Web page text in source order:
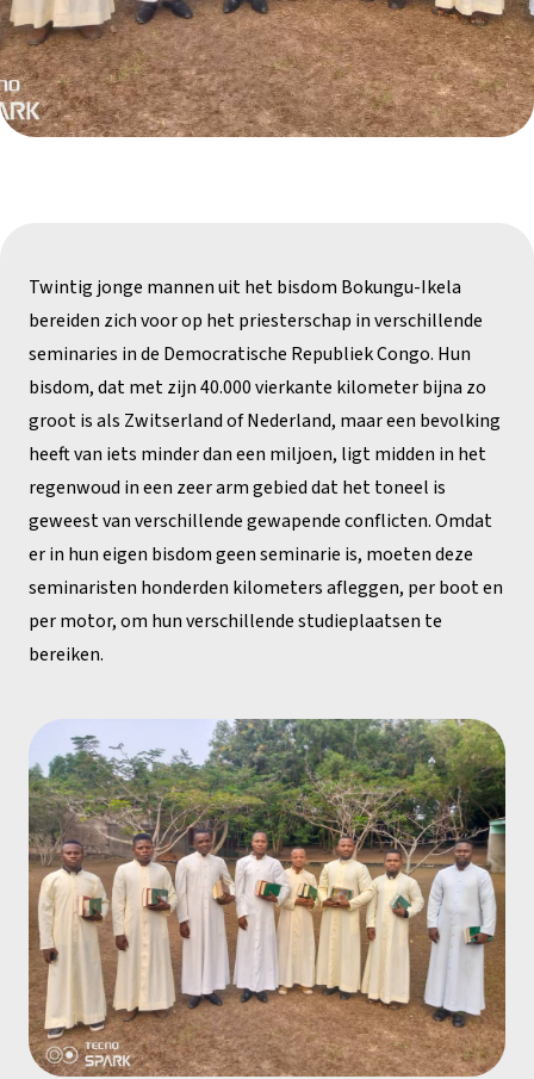
Twintig jonge mannen uit het bisdom Bokungu-Ikela
bereiden zich voor op het priesterschap in verschillende
seminaries in de Democratische Republiek Congo. Hun
bisdom, dat met zijn 40.000 vierkante kilometer bijna zo
groot is als Zwitserland of Nederland, maar een bevolking
heeft van iets minder dan een miljoen, ligt midden in het
regenwoud in een zeer arm gebied dat het toneel is
geweest van verschillende gewapende conflicten. Omdat
er in hun eigen bisdom geen seminarie is, moeten deze
seminaristen honderden kilometers afleggen, per boot en
per motor, om hun verschillende studieplaatsen te
bereiken.